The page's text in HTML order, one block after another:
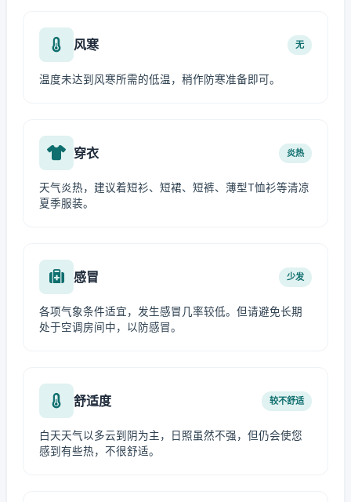
风寒 无
温度未达到风寒所需的低温，稍作防寒准备即可。
穿衣 炎热
天气炎热，建议着短衫、短裙、短裤、薄型T恤衫等清凉
夏季服装。
感冒 少发
各项气象条件适宜，发生感冒几率较低。但请避免长期
处于空调房间中，以防感冒。
舒适度 较不舒适
白天天气以多云到阴为主，日照虽然不强，但仍会使您
感到有些热，不很舒适。